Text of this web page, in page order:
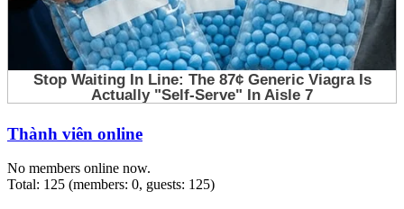
Thành viên online
No members online now.
Total: 125 (members: 0, guests: 125)